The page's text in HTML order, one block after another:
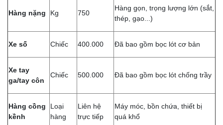
Hàng nặng Kg 750
Hàng gọn, trọng lượng lớn (sắt,
thép, gạo...)
Xe số Chiếc 400.000 Đã bao gồm bọc lót cơ bản
Xe tay
ga/tay côn
Chiếc 500.000 Đã bao gồm bọc lót chống trầy
Hàng cồng
kềnh
Loại
hàng
Liên hệ
trực tiếp
Máy móc, bồn chứa, thiết bị
quá khổ